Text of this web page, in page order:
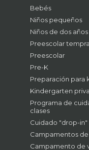
Bebés
Niños pequeños
Niños de dos años
Preescolar
Preescolar
Pre-K
Preparación para
Kindergarten
Programa de
clases
Cuidado "drop-in"
Campamentos
Campamento de